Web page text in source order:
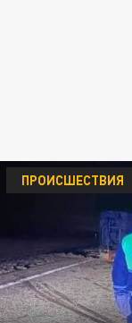
ПРОИСШЕСТВИЯ